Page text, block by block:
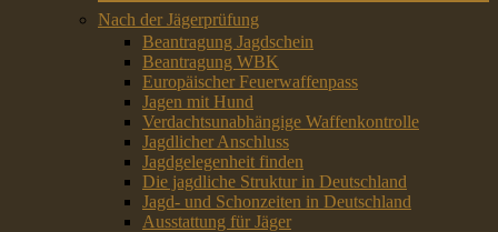
Nach der Jägerprüfung
Beantragung Jagdschein
Beantragung WBK
Europäischer Feuerwaffenpass
Jagen mit Hund
Verdachtsunabhängige Waffenkontrolle
Jagdlicher Anschluss
Jagdgelegenheit finden
Die jagdliche Struktur in Deutschland
Jagd- und Schonzeiten in Deutschland
Ausstattung für Jäger